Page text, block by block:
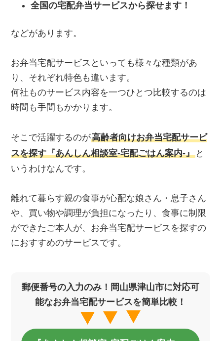
全国の宅配弁当サービスから探せます！
などがあります。
お弁当宅配サービスといっても様々な種類があ
り、それぞれ特色も違います。
何社ものサービス内容を一つひとつ比較するのは
時間も手間もかかります。
そこで活躍するのが高齢者向けお弁当宅配サービ
スを探す『あんしん相談室‐宅配ごはん案内‐』 と
いうわけなんです。
離れて暮らす親の食事が心配な娘さん・息子さん
や、買い物や調理が負担になったり、食事に制限
ができたご本人が、お弁当宅配サービスを探すの
におすすめのサービスです。
郵便番号の入力のみ！岡山県津山市に対応可
能なお弁当宅配サービスを簡単比較！